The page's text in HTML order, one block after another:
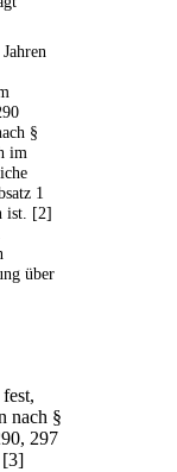
§
im
1
ist. [2]
über
nach §
297
[3]